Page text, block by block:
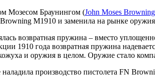
Мозесом Браунингом (John Moses Browning
M1910 и заменила на рынке
возвратная пружина – вместо
1910 года возвратная пружина
и оружия в целом. Оружие стало
производство пистолета FN